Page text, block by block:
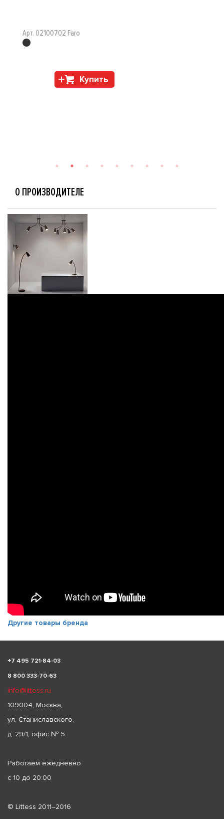
Арт. 02100702 Faro
Купить
О ПРОИЗВОДИТЕЛЕ
Другие товары бренда
+7 495 721-84-03
8 800 333-70-63
info@littess.ru
109004, Москва,
ул. Станиславского,
д. 29/1, офис № 5
Работаем ежедневно
с 10 до 20:00
© Littess 2011–2016